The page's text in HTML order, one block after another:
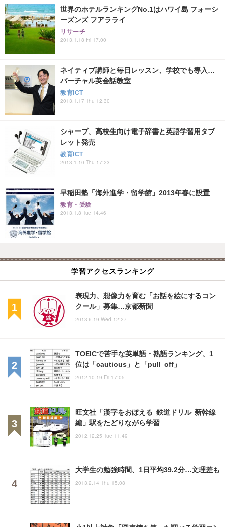
世界のホテルランキングNo.1はハワイ島 フォーシ
ーズンズ フアラライ
リサーチ
2013.1.18 Fri 17:00
ネイティブ講師と毎日レッスン、学校でも導入…
バーチャル英会話教室
教育ICT
2013.1.17 Thu 12:30
シャープ、高校生向け電子辞書と英語学習用タブ
レット発売
教育ICT
2013.1.10 Thu 17:23
早稲田塾「海外進学・留学館」2013年春に設置
教育・受験
2013.1.8 Tue 14:46
学習アクセスランキング
表現力、想像力を育む「お話を絵にするコン
クール」募集…京都新聞
2013.6.19 Wed 12:27
TOEICで苦手な英単語・熟語ランキング、1
位は「cautious」と「pull off」
2012.10.19 Fri 17:05
旺文社「漢字をおぼえる 鉄道ドリル 新幹線
編」駅をたどりながら学習
2012.12.25 Tue 11:49
大学生の勉強時間、1日平均39.2分…文理差も
2013.2.14 Thu 15:08